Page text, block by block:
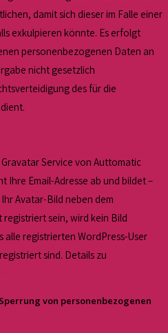
damit sich dieser im Falle einer
exkulpieren könnte. Es erfolgt
personenbezogenen Daten an
nicht gesetzlich
des für die
Service von Auttomatic
Ihre Email-Adresse ab und bildet –
Avatar-Bild neben dem
registriert sein, wird kein Bild
alle registrierten WordPress-User
sind. Details zu
von personenbezogenen